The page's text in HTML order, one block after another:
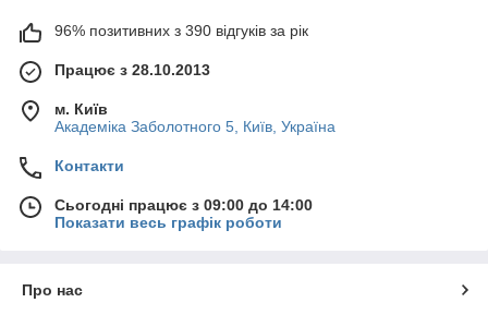
96% позитивних з 390 відгуків за рік
Працює з 28.10.2013
м. Київ
Академіка Заболотного 5, Київ, Україна
Контакти
Сьогодні працює з 09:00 до 14:00
Показати весь графік роботи
Про нас